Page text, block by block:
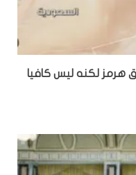
هرمز لكنه ليس كافيا